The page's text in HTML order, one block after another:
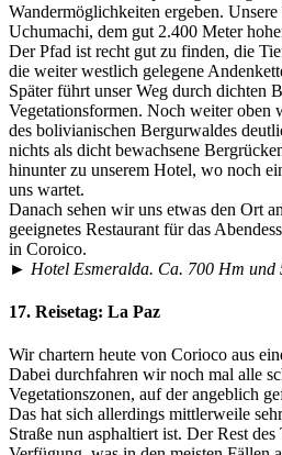
Wandermöglichkeiten ergeben.
Uchumachi, dem gut 2.400 Meter
Der Pfad ist recht gut zu finden, die
die weiter westlich gelegene
Später führt unser Weg durch dichten
Vegetationsformen. Noch weiter oben
des bolivianischen Bergurwaldes
nichts als dicht bewachsene
hinunter zu unserem Hotel, wo noch
uns wartet.
Danach sehen wir uns etwas den Ort
geeignetes Restaurant für das
in Coroico.
► Hotel Esmeralda. Ca. 700 Hm und
17. Reisetag: La Paz
Wir chartern heute von Corioco aus
Dabei durchfahren wir noch mal alle
Vegetationszonen, auf der angeblich
Das hat sich allerdings mittlerweile
Straße nun asphaltiert ist. Der Rest des